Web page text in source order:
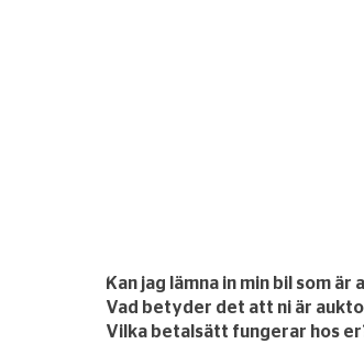
Kan jag lämna in min bil som
Vad betyder det att ni är
Vilka betalsätt fungerar hos